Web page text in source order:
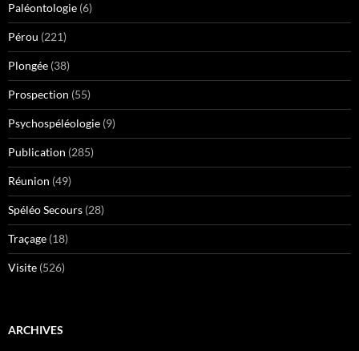
Paléontologie (6)
Pérou (221)
Plongée (38)
Prospection (55)
Psychospéléologie (9)
Publication (285)
Réunion (49)
Spéléo Secours (28)
Traçage (18)
Visite (526)
ARCHIVES